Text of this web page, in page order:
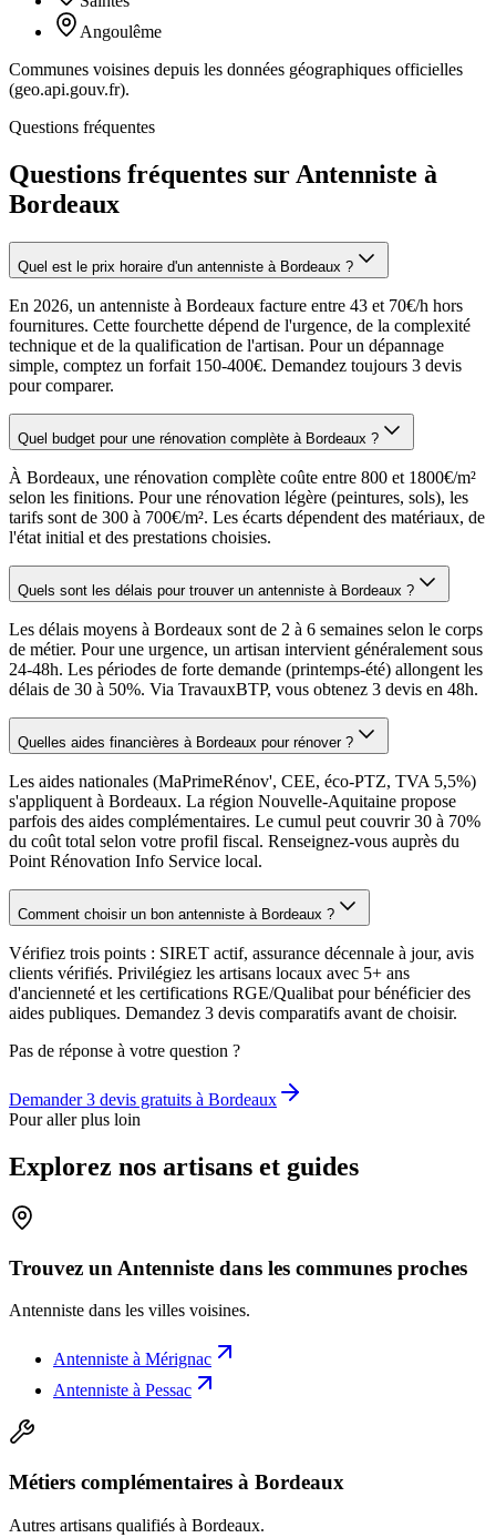
Angoulême
Communes voisines depuis les données géographiques officielles
(geo.api.gouv.fr).
Questions fréquentes
Questions fréquentes sur Antenniste à
Bordeaux
Quel est le prix horaire d'un antenniste à Bordeaux ?
En 2026, un antenniste à Bordeaux facture entre 43 et 70€/h hors
fournitures. Cette fourchette dépend de l'urgence, de la complexité
technique et de la qualification de l'artisan. Pour un dépannage
simple, comptez un forfait 150-400€. Demandez toujours 3 devis
pour comparer.
Quel budget pour une rénovation complète à Bordeaux ?
À Bordeaux, une rénovation complète coûte entre 800 et 1800€/m²
selon les finitions. Pour une rénovation légère (peintures, sols), les
tarifs sont de 300 à 700€/m². Les écarts dépendent des matériaux, de
l'état initial et des prestations choisies.
Quels sont les délais pour trouver un antenniste à Bordeaux ?
Les délais moyens à Bordeaux sont de 2 à 6 semaines selon le corps
de métier. Pour une urgence, un artisan intervient généralement sous
24-48h. Les périodes de forte demande (printemps-été) allongent les
délais de 30 à 50%. Via TravauxBTP, vous obtenez 3 devis en 48h.
Quelles aides financières à Bordeaux pour rénover ?
Les aides nationales (MaPrimeRénov', CEE, éco-PTZ, TVA 5,5%)
s'appliquent à Bordeaux. La région Nouvelle-Aquitaine propose
parfois des aides complémentaires. Le cumul peut couvrir 30 à 70%
du coût total selon votre profil fiscal. Renseignez-vous auprès du
Point Rénovation Info Service local.
Comment choisir un bon antenniste à Bordeaux ?
Vérifiez trois points : SIRET actif, assurance décennale à jour, avis
clients vérifiés. Privilégiez les artisans locaux avec 5+ ans
d'ancienneté et les certifications RGE/Qualibat pour bénéficier des
aides publiques. Demandez 3 devis comparatifs avant de choisir.
Pas de réponse à votre question ?
Demander 3 devis gratuits à Bordeaux
Pour aller plus loin
Explorez nos artisans et guides
Trouvez un Antenniste dans les communes proches
Antenniste dans les villes voisines.
Antenniste à Mérignac
Antenniste à Pessac
Métiers complémentaires à Bordeaux
Autres artisans qualifiés à Bordeaux.